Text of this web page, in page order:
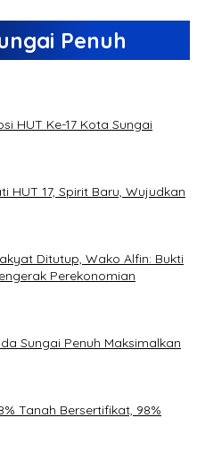
Penuh
HUT Ke-17 Kota Sungai
HUT 17, Spirit Baru, Wujudkan
Ditutup, Wako Alfin: Bukti
Perekonomian
Sungai Penuh Maksimalkan
Tanah Bersertifikat, 98%